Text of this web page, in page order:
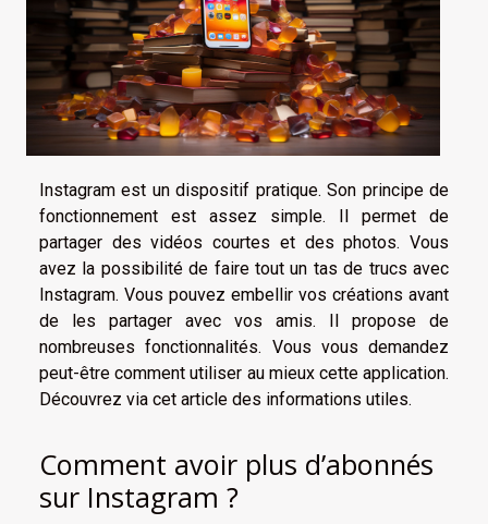
Instagram est un dispositif pratique. Son principe de
fonctionnement est assez simple. Il permet de
partager des vidéos courtes et des photos. Vous
avez la possibilité de faire tout un tas de trucs avec
Instagram. Vous pouvez embellir vos créations avant
de les partager avec vos amis. Il propose de
nombreuses fonctionnalités. Vous vous demandez
peut-être comment utiliser au mieux cette application.
Découvrez via cet article des informations utiles.
Comment avoir plus d’abonnés
sur Instagram ?